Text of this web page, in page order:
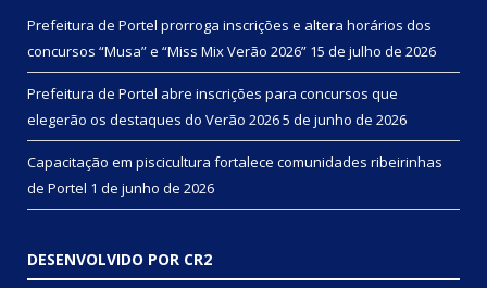
Prefeitura de Portel prorroga inscrições e altera horários dos
concursos “Musa” e “Miss Mix Verão 2026” 15 de julho de 2026
Prefeitura de Portel abre inscrições para concursos que
elegerão os destaques do Verão 20265 de junho de 2026
Capacitação em piscicultura fortalece comunidades ribeirinhas
de Portel 1 de junho de 2026
DESENVOLVIDO POR CR2